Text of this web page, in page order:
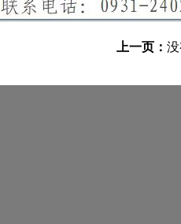
上一页：